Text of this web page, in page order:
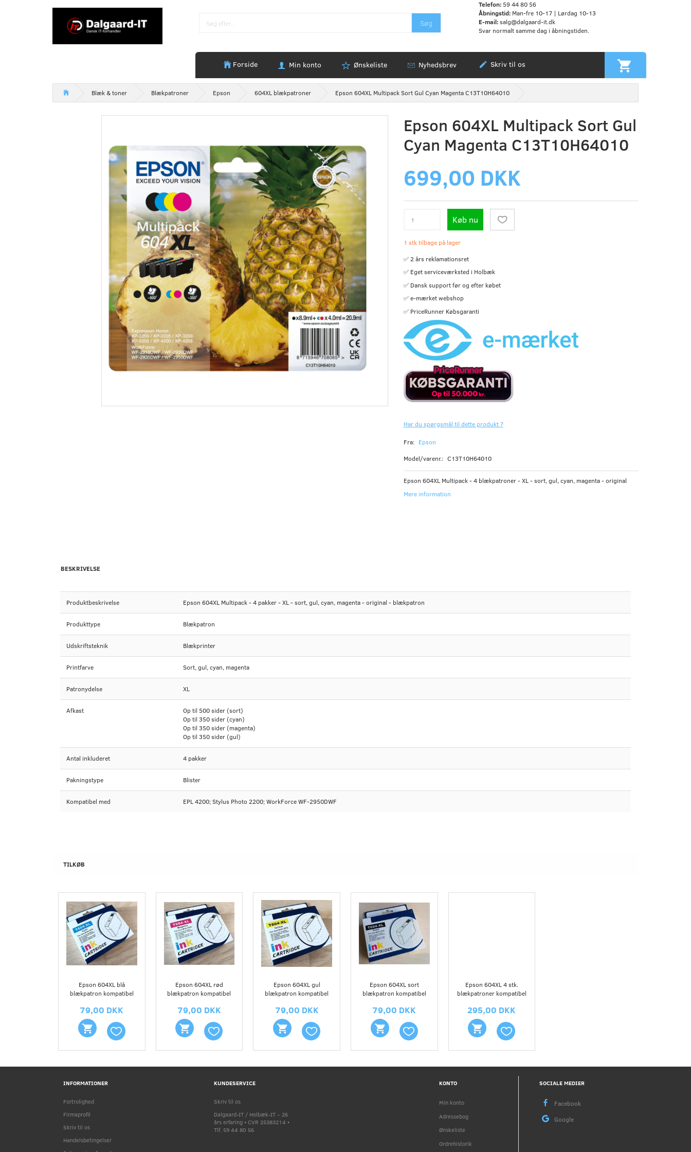
Søg
Telefon: 59 44 80 56
Åbningstid:Man-fre 10-17 | Lørdag 10-13
E-mail: salg@dalgaard-it.dk
Svar normalt samme dag i åbningstiden.
Forside Min konto Ønskeliste Nyhedsbrev Skriv til os
Blæk & toner Blækpatroner Epson 604XL blækpatroner Epson 604XL Multipack Sort Gul Cyan Magenta C13T10H64010
Epson 604XL Multipack Sort Gul
Cyan Magenta C13T10H64010
699,00 DKK
Køb nu
1 stk tilbage på lager
✅ 2 års reklamationsret
✅ Eget serviceværksted i Holbæk
✅ Dansk support før og efter købet
✅ e-mærket webshop
✅ PriceRunner Købsgaranti
Har du spørgsmål til dette produkt ?
Fra: Epson
Model/varenr.: C13T10H64010
Epson 604XL Multipack - 4 blækpatroner - XL - sort, gul, cyan, magenta - original
Mere information
BESKRIVELSE
Produktbeskrivelse Epson 604XL Multipack - 4 pakker - XL - sort, gul, cyan, magenta - original - blækpatron
Produkttype Blækpatron
Udskriftsteknik Blækprinter
Printfarve Sort, gul, cyan, magenta
Patronydelse XL
Afkast
Op til 500 sider (sort)
Op til 350 sider (cyan)
Op til 350 sider (magenta)
Op til 350 sider (gul)
Antal inkluderet 4 pakker
Pakningstype Blister
Kompatibel med EPL 4200; Stylus Photo 2200; WorkForce WF-2950DWF
TILKØB
Epson 604XL blå
blækpatron kompatibel
79,00 DKK
Epson 604XL rød
blækpatron kompatibel
79,00 DKK
Epson 604XL gul
blækpatron kompatibel
79,00 DKK
Epson 604XL sort
blækpatron kompatibel
79,00 DKK
Epson 604XL 4 stk.
blækpatroner kompatibel
295,00 DKK
INFORMATIONER
Fortrolighed
Firmaprofil
Skriv til os
Handelsbetingelser
KUNDESERVICE
Skriv til os
Dalgaard-IT / Holbæk-IT – 26
års erfaring • CVR 25383214 •
Tlf. 59 44 80 56
KONTO
Min konto
Adressebog
Ønskeliste
Ordrehistorik
SOCIALE MEDIER